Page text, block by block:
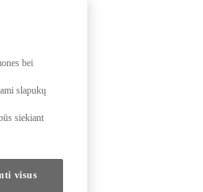
bei
slapukų
siekiant
visus